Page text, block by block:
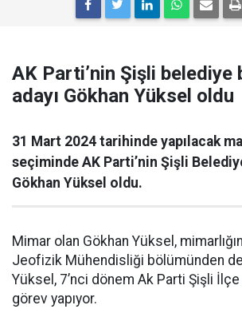
AK Parti’nin Şişli belediye
adayı Gökhan Yüksel oldu
31 Mart 2024 tarihinde yapılacak
seçiminde AK Parti’nin Şişli
Gökhan Yüksel oldu.
Mimar olan Gökhan Yüksel, mimarlığın
Jeofizik Mühendisliği bölümünden
Yüksel, 7’nci dönem Ak Parti Şişli İlçe
görev yapıyor.